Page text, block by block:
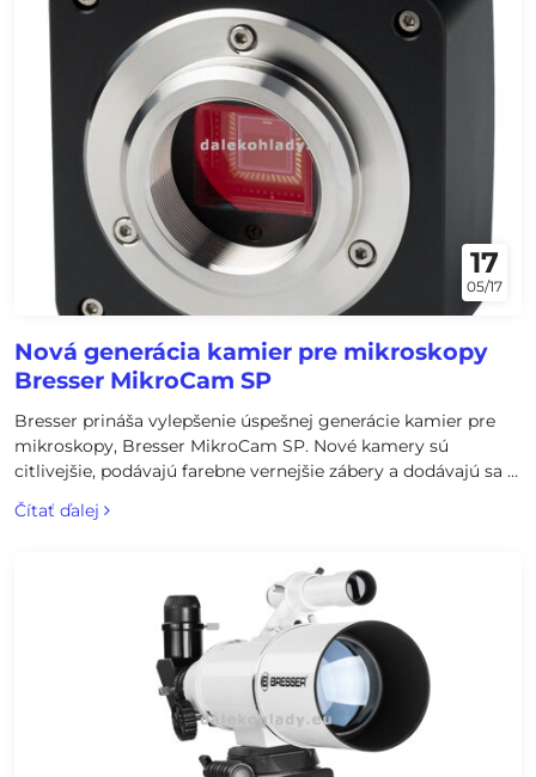
17
05/17
Nová generácia kamier pre mikroskopy
Bresser MikroCam SP
Bresser prináša vylepšenie úspešnej generácie kamier pre
mikroskopy, Bresser MikroCam SP. Nové kamery sú
citlivejšie, podávajú farebne vernejšie zábery a dodávajú sa s
profesionálnym softvérom pre mikrometrické merania.
Kamery sa vyrábajú v rozlíšeniach snímača 1,3MP, 3MP, 5MP.
Čítať ďalej